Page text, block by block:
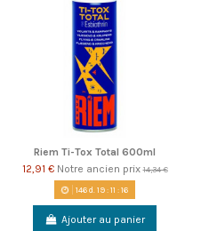
Riem Ti-Tox Total 600ml
12,91 € Notre ancien prix14,34 €
146d. 19:11 :16
Ajouter au panier